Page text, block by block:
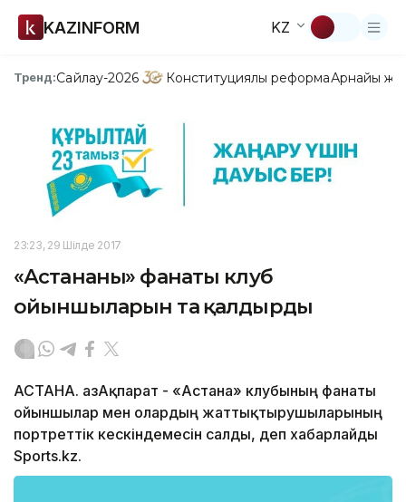
KAZINFORM KZ
Тренд:Сайлау-2026 Конституциялық реформаАрнайы
23:23, 29 Шілде 2017
«Астананың» фанаты клуб
ойыншыларын таң қалдырды
АСТАНА. ҚазАқпарат - «Астана» клубының фанаты
ойыншылар мен олардың жаттықтырушыларының
портреттік кескіндемесін салды, деп хабарлайды
Sports.kz.